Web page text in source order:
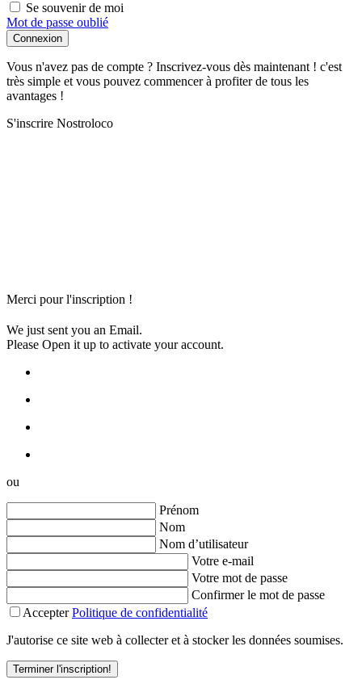
Se souvenir de moi
Mot de passe oublié
Connexion
Vous n'avez pas de compte ? Inscrivez-vous dès maintenant ! c'est
très simple et vous pouvez commencer à profiter de tous les
avantages !
S'inscrire Nostroloco
Merci pour l'inscription !
We just sent you an Email.
Please Open it up to activate your account.
ou
Prénom
Nom
Nom d’utilisateur
Votre e-mail
Votre mot de passe
Confirmer le mot de passe
AccepterPolitique de confidentialité
J'autorise ce site web à collecter et à stocker les données soumises.
Terminer l'inscription!